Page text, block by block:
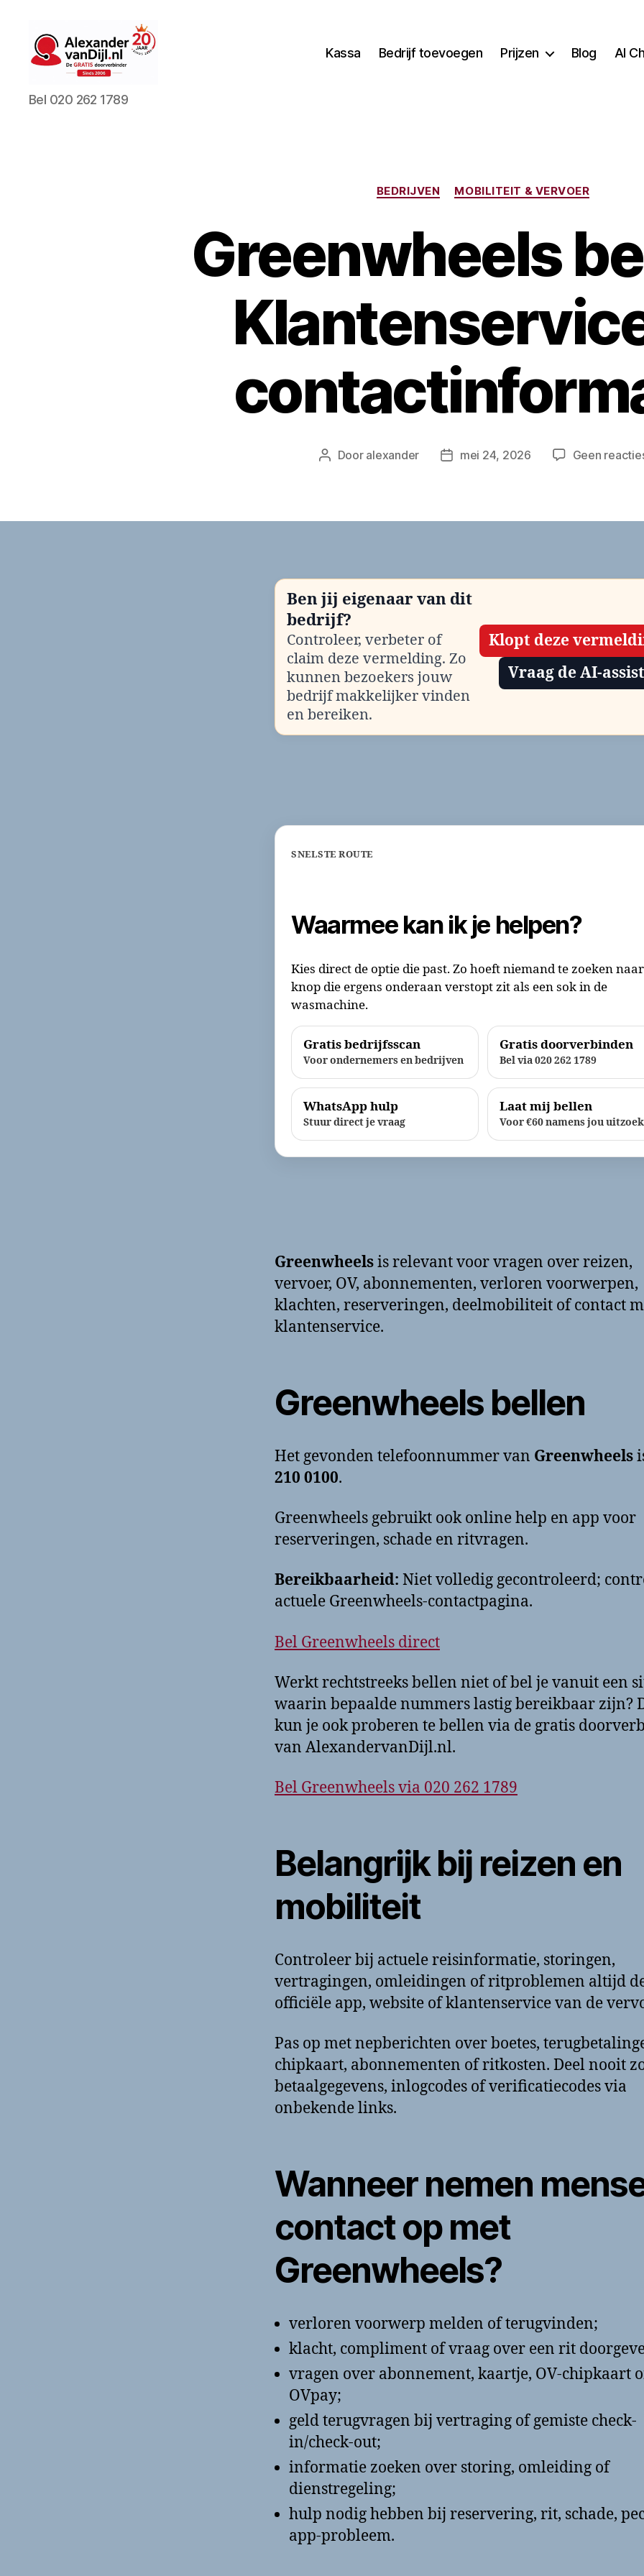
AlexandervanDijl.nl
Bel 020 262 1789
Kassa Bedrijf toevoegen Prijzen Blog AI
Categorieën
BEDRIJVEN MOBILITEIT & VERVOER
Greenwheels
Berichtauteur
Door alexander Berichtdatum
mei 24, 2026 Geen
Ben jij eigenaar van dit
bedrijf?
Controleer, verbeter of
claim deze vermelding. Zo
kunnen bezoekers jouw
bedrijf makkelijker vinden
en bereiken.
Klopt deze
Vraag de AI-
SNELSTE ROUTE
Waarmee kan ik je helpen?
Kies direct de optie die past. Zo hoeft niemand te zoeken
knop die ergens onderaan verstopt zit als een sok in de
wasmachine.
Gratis bedrijfsscan
Voor ondernemers en bedrijven
Gratis doorverbinden
Bel via 020 262 1789
WhatsApp hulp
Stuur direct je vraag
Laat mij bellen
Voor €60 namens jou
Greenwheelsis relevant voor vragen over reizen,
vervoer, OV, abonnementen, verloren voorwerpen,
klachten, reserveringen, deelmobiliteit of contact
klantenservice.
Greenwheels bellen
Het gevonden telefoonnummer van Greenwheels
210 0100.
Greenwheels gebruikt ook online help en app voor
reserveringen, schade en ritvragen.
Bereikbaarheid: Niet volledig gecontroleerd;
actuele Greenwheels-contactpagina.
Bel Greenwheels direct
Werkt rechtstreeks bellen niet of bel je vanuit een
waarin bepaalde nummers lastig bereikbaar zijn?
kun je ook proberen te bellen via de gratis
van AlexandervanDijl.nl.
Bel Greenwheels via 020 262 1789
Belangrijk bij reizen en
mobiliteit
Controleer bij actuele reisinformatie, storingen,
vertragingen, omleidingen of ritproblemen altijd
officiële app, website of klantenservice van de
Pas op met nepberichten over boetes,
chipkaart, abonnementen of ritkosten. Deel nooit
betaalgegevens, inlogcodes of verificatiecodes via
onbekende links.
Wanneer nemen
contact op met
Greenwheels?
verloren voorwerp melden of terugvinden;
klacht, compliment of vraag over een rit
vragen over abonnement, kaartje, OV-chipkaart
OVpay;
geld terugvragen bij vertraging of gemiste check-
in/check-out;
informatie zoeken over storing, omleiding of
dienstregeling;
hulp nodig hebben bij reservering, rit, schade,
app-probleem.